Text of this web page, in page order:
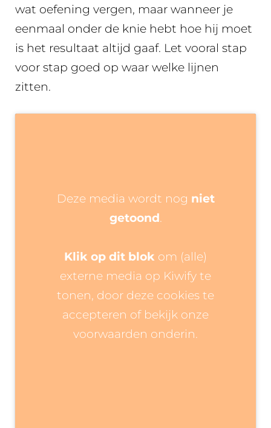
wat oefening vergen, maar wanneer je
eenmaal onder de knie hebt hoe hij moet
is het resultaat altijd gaaf. Let vooral stap
voor stap goed op waar welke lijnen
zitten.
Deze media wordt nog niet
getoond.
Klik op dit blok om (alle)
externe media op Kiwify te
tonen, door deze cookies te
accepteren of bekijk onze
voorwaarden onderin.